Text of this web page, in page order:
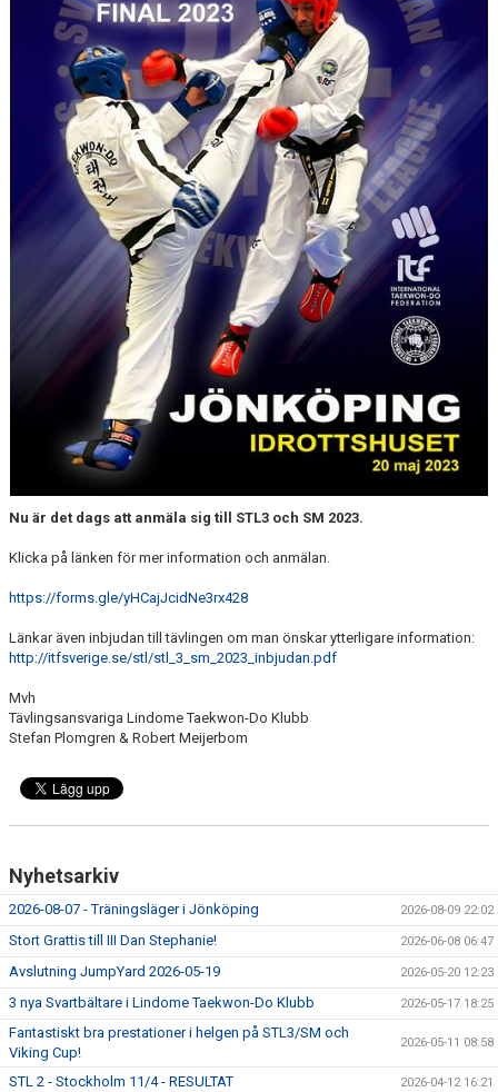
GRADERINGAR
TÄVLINGAR 2026
RESULTAT
VÅRA SPONSORER
BESTÄLLNING AV UTRUSTNING
BESTÄLLNING AV KLUBBKLÄDER
KONTAKT
SVENSKA TAEKWON-DO LIGAN (STL)
Nu är det dags att anmäla sig till STL3 och SM 2023.
Klicka på länken för mer information och anmälan.
https://forms.gle/yHCajJcidNe3rx428
Länkar även inbjudan till tävlingen om man önskar ytterligare information:
http://itfsverige.se/stl/stl_3_sm_2023_inbjudan.pdf
Mvh
Tävlingsansvariga Lindome Taekwon-Do Klubb
Stefan Plomgren & Robert Meijerbom
Nyhetsarkiv
2026-08-07 - Träningsläger i Jönköping 2026-08-09 22:02
Stort Grattis till III Dan Stephanie! 2026-06-08 06:47
Avslutning JumpYard 2026-05-19 2026-05-20 12:23
3 nya Svartbältare i Lindome Taekwon-Do Klubb 2026-05-17 18:25
Fantastiskt bra prestationer i helgen på STL3/SM och
Viking Cup!
2026-05-11 08:58
STL 2 - Stockholm 11/4 - RESULTAT 2026-04-12 16:21